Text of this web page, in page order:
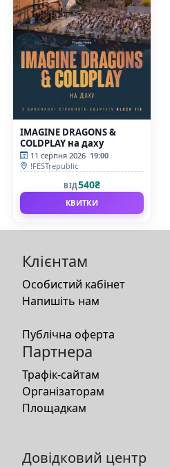
IMAGINE DRAGONS &
COLDPLAY на даху
11 серпня 2026 19:00
!FESTrepublic
ВІД540₴
КВИТКИ
Клієнтам
Особистий кабінет
Напишіть нам
Публічна оферта
Партнера
Трафік-сайтам
Організаторам
Площадкам
Довідковий центр